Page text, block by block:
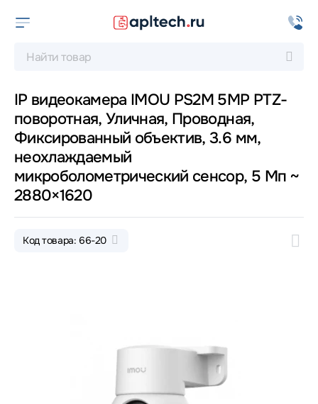
IP видеокамера IMOU PS2M 5MP PTZ-
поворотная, Уличная, Проводная,
Фиксированный объектив, 3.6 мм,
неохлаждаемый
микроболометрический сенсор, 5 Мп ~
2880×1620
Код товара: 66-20